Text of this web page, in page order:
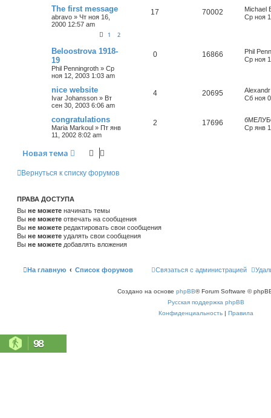
The first message
abravo » Чт ноя 16,
2000 12:57 am
1 2
17 70002
Michael
Ср ноя
Beloostrova 1918-
19
Phil Penningroth » Ср
ноя 12, 2003 1:03 am
0 16866
Phil
Ср ноя
nice website
Ivar Johansson » Вт
сен 30, 2003 6:06 am
4 20695
Сб ноя
congratulations
Maria Markoul » Пт янв
11, 2002 8:02 am
2 17696
Ср янв
Новая тема
Вернуться к списку форумов
ПРАВА ДОСТУПА
Вы не можете начинать темы
Вы не можете отвечать на сообщения
Вы не можете редактировать свои сообщения
Вы не можете удалять свои сообщения
Вы не можете добавлять вложения
На главную Список форумов Связаться с администрацией
Создано на основе phpBB® Forum Software ©
Русская поддержка phpBB
Конфиденциальность | Правила
98